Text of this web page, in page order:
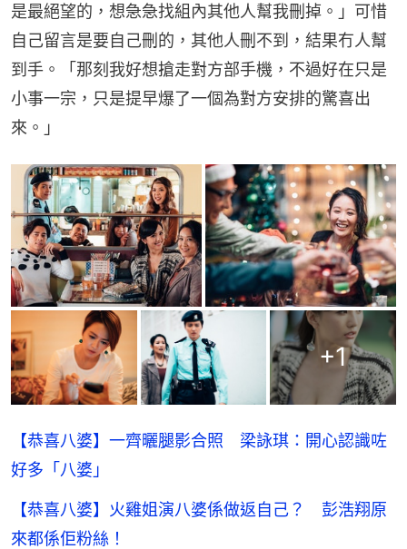
是最絕望的，想急急找組內其他人幫我刪掉。」可惜
自己留言是要自己刪的，其他人刪不到，結果冇人幫
到手。「那刻我好想搶走對方部手機，不過好在只是
小事一宗，只是提早爆了一個為對方安排的驚喜出
來。」
+1
【恭喜八婆】一齊曬腿影合照 梁詠琪：開心認識咗
好多「八婆」
【恭喜八婆】火雞姐演八婆係做返自己？ 彭浩翔原
來都係佢粉絲！